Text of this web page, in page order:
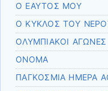
Ο ΕΑΥΤΟΣ ΜΟΥ
Ο ΚΥΚΛΟΣ ΤΟΥ
ΟΛΥΜΠΙΑΚΟΙ ΑΓΩΝΕΣ
ΟΝΟΜΑ
ΠΑΓΚΟΣΜΙΑ ΗΜΕΡΑ